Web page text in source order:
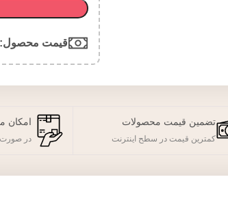
قیمت محصول:​
تضمین قیمت محصولات
کمترین قیمت در سطح اینترنت
امکان
در